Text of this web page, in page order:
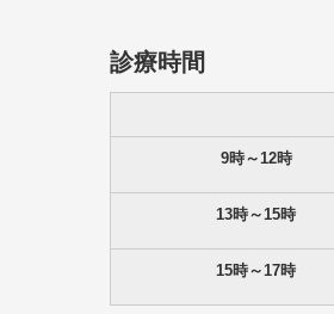
診療時間
9時～12時
13時～15時
15時～17時